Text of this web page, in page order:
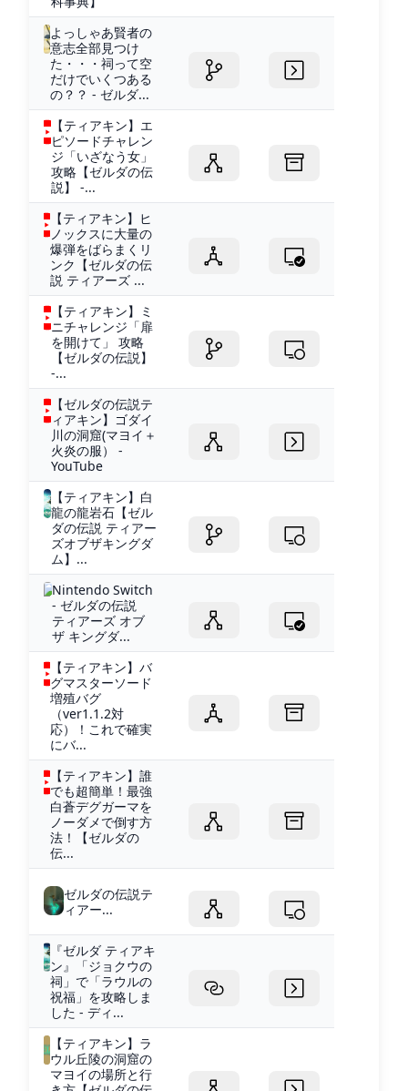
よっしゃあ賢者の
意志全部見つけ
た・・・祠って空
だけでいくつある
の？？ - ゼルダ...
【ティアキン】エ
ピソードチャレン
ジ「いざなう女」
攻略【ゼルダの伝
説】 -...
【ティアキン】ヒ
ノックスに大量の
爆弾をばらまくリ
ンク【ゼルダの伝
説 ティアーズ ...
【ティアキン】ミ
ニチャレンジ「扉
を開けて」 攻略
【ゼルダの伝説】
-...
【ゼルダの伝説テ
ィアキン】ゴダイ
川の洞窟(マヨイ＋
火炎の服） -
YouTube
【ティアキン】白
龍の龍岩石【ゼル
ダの伝説 ティアー
ズオブザキングダ
ム】...
Nintendo Switch
- ゼルダの伝説
ティアーズ オブ
ザ キングダ...
【ティアキン】バ
グマスターソード
増殖バグ
（ver1.1.2対
応）！これで確実
にバ...
【ティアキン】誰
でも超簡単！最強
白蒼デグガーマを
ノーダメで倒す方
法！【ゼルダの
伝...
ゼルダの伝説テ
ィアー...
『ゼルダ ティアキ
ン』「ジョクウの
祠」で「ラウルの
祝福」を攻略しま
した - ディ...
【ティアキン】ラ
ウル丘陵の洞窟の
マヨイの場所と行